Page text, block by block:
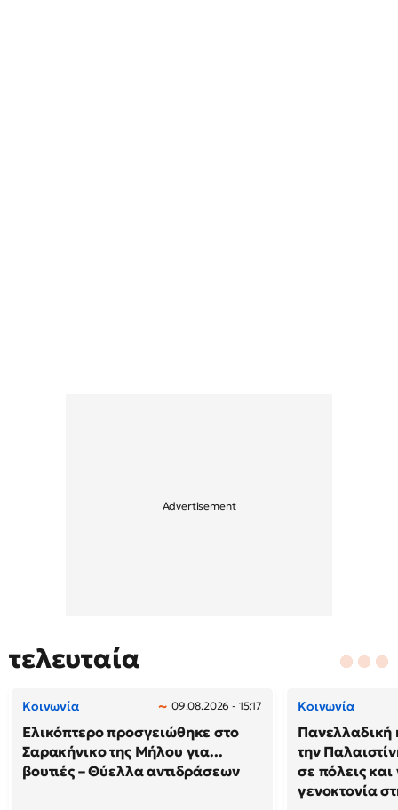
τελευταία
Κοινωνία 09.08.2026 - 15:17
Ελικόπτερο προσγειώθηκε στο
Σαρακήνικο της Μήλου για...
βουτιές – Θύελλα αντιδράσεων
Κοινωνία
Πανελλαδική
την
σε πόλεις και
γενοκτονία